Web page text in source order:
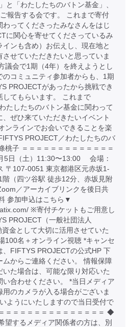
と「わたしたちのバトン基金」、
報告する会です。 これまで寄付
ってくださったみなさんをはじ
に関心を寄せてくださっているみ
ンも含め）お伝えし、現在地と
させていただきたいと思っていま
議会で1期（4年）を終えようとし
のコミュニティ参加者からも、1期
PROJECTがあったから挑戦でき
してもらいます。 これまで
たしたちのバトン基金に関わって
、ぜひ来ていただきたいイベント
ンラインでお会いできることを楽
PROJECT／わたしたちのバ
子 ＝＝＝＝＝＝＝＝＝＝＝＝＝
5日（土）11:30〜13:00 会場：
〒107-0051 東京都港区元赤坂1-
（四ツ谷駅 徒歩12分、赤坂見附
／アーカイブリンクを後日共
参加申込はこちら▼
※寄付チケットもご用意し
PROJECT（一般社団法人
金として大切に活用させていた
100名＋オンライン視聴 *キャンセ
、FIFTYS PROJECTの公式HP 下
ムからご連絡ください。 情報保障
いた場合は、可能な限り対応いた
い合わせください。 *当日メディア
のカメラが入る場合がございま
ようにいたしますので当日受付で
＝＝＝＝＝＝＝＝＝＝＝＝＝＝ ◆
望するメディア関係者の方は、別